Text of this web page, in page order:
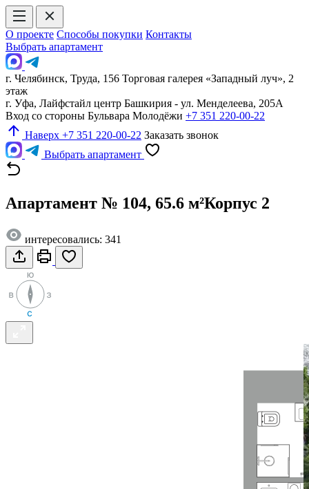
О проекте Способы покупки Контакты
Выбрать апартамент
г. Челябинск, Труда, 156 Торговая галерея «Западный луч», 2
этаж
г. Уфа, Лайфстайл центр Башкирия - ул. Менделеева, 205А
Вход со стороны Бульвара Молодёжи +7 351 220-00-22
Наверх +7 351 220-00-22 Заказать звонок
Выбрать апартамент
Апартамент № 104, 65.6 м²Корпус 2
интересовались: 341